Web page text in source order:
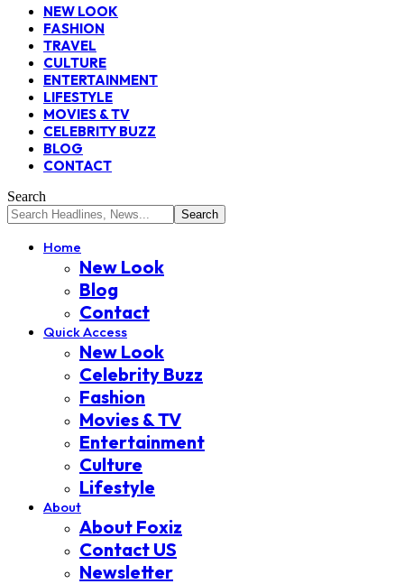
NEW LOOK
FASHION
TRAVEL
CULTURE
ENTERTAINMENT
LIFESTYLE
MOVIES & TV
CELEBRITY BUZZ
BLOG
CONTACT
Search
Home
New Look
Blog
Contact
Quick Access
New Look
Celebrity Buzz
Fashion
Movies & TV
Entertainment
Culture
Lifestyle
About
About Foxiz
Contact US
Newsletter